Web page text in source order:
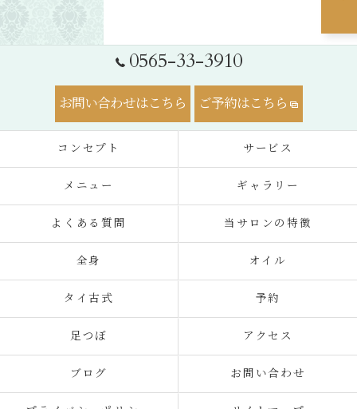
0565-33-3910
お問い合わせはこちら ご予約はこちら
コンセプト サービス
メニュー ギャラリー
よくある質問 当サロンの特徴
全身 オイル
タイ古式 予約
足つぼ アクセス
ブログ お問い合わせ